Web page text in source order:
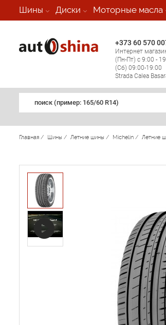
Шины Диски Моторные масла
+373 60 570
Интернет
(Пн-Пт) с 9:00 -
(Сб) 09:00-19:00
Strada Calea
поиск (примеp: 165/60 R14)
Главная / Шины / Летние шины / Michelin / Летние